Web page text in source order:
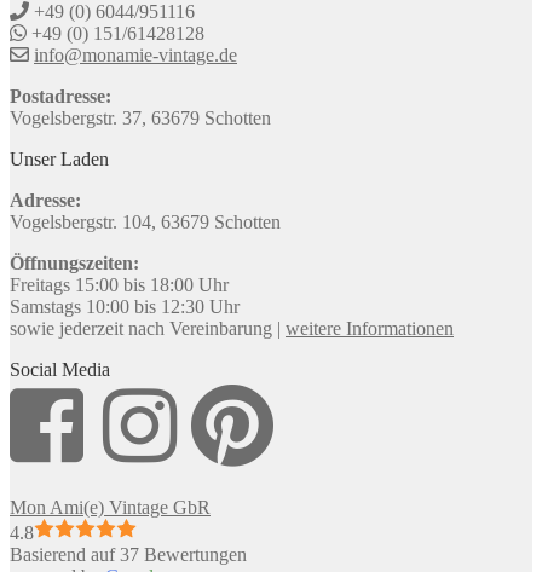
+49 (0) 6044/951116
+49 (0) 151/61428128
info@monamie-vintage.de
Postadresse:
Vogelsbergstr. 37, 63679 Schotten
Unser Laden
Adresse:
Vogelsbergstr. 104, 63679 Schotten
Öffnungszeiten:
Freitags 15:00 bis 18:00 Uhr
Samstags 10:00 bis 12:30 Uhr
sowie jederzeit nach Vereinbarung | weitere Informationen
Social Media
Mon Ami(e) Vintage GbR
4.8
Basierend auf 37 Bewertungen